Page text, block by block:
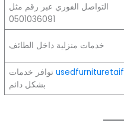
التواصل الفوري عبر رقم مثل
0501036091
خدمات منزلية داخل الطائف
توافر خدماتusedfurnituretaif
بشكل دائم